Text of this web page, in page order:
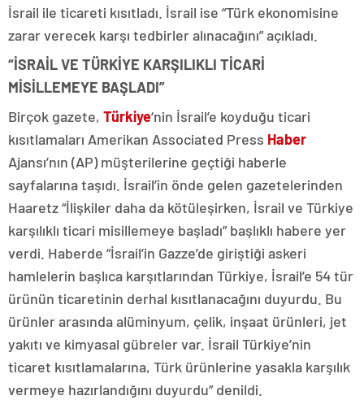
İsrail ile ticareti kısıtladı. İsrail ise “Türk ekonomisine
zarar verecek karşı tedbirler alınacağını” açıkladı.
“İSRAİL VE TÜRKİYE KARŞILIKLI TİCARİ
MİSİLLEMEYE BAŞLADI”
Birçok gazete, Türkiye‘nin İsrail’e koyduğu ticari
kısıtlamaları Amerikan Associated Press Haber
Ajansı’nın (AP) müşterilerine geçtiği haberle
sayfalarına taşıdı. İsrail’in önde gelen gazetelerinden
Haaretz “İlişkiler daha da kötüleşirken, İsrail ve Türkiye
karşılıklı ticari misillemeye başladı” başlıklı habere yer
verdi. Haberde “İsrail’in Gazze’de giriştiği askeri
hamlelerin başlıca karşıtlarından Türkiye, İsrail’e 54 tür
ürünün ticaretinin derhal kısıtlanacağını duyurdu. Bu
ürünler arasında alüminyum, çelik, inşaat ürünleri, jet
yakıtı ve kimyasal gübreler var. İsrail Türkiye’nin
ticaret kısıtlamalarına, Türk ürünlerine yasakla karşılık
vermeye hazırlandığını duyurdu” denildi.